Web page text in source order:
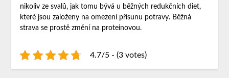
nikoliv ze svalů, jak tomu bývá u běžných redukčních diet,
které jsou založeny na omezení přísunu potravy. Běžná
strava se prostě změní na proteinovou.
4.7/5 - (3 votes)